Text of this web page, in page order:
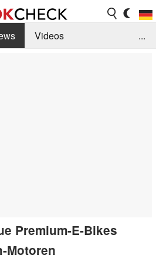
Videos
...
Premium-E-Bikes
Motoren